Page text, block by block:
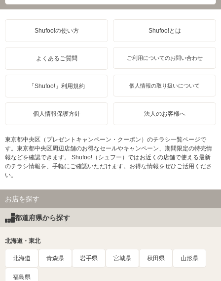
Shufoo!の使い方 Shufoo!とは
よくあるご質問 ご利用についてのお問い合わせ
「Shufoo!」利用規約 個人情報の取り扱いについて
個人情報保護方針 法人のお客様へ
東京都中央区（プレゼントキャンペーン・クーポン）のチラシ一覧ページで
す。東京都中央区周辺店舗のお得なセールやキャンペーン、期間限定の特売情
報などを確認できます。 Shufoo!（シュフー）ではお近くの店舗で使える最新
のチラシ情報を、手軽にご確認いただけます。お得な情報をぜひご活用くださ
い。
お店を探す
都道府県から探す
北海道・東北
北海道 青森県 岩手県 宮城県 秋田県 山形県
福島県